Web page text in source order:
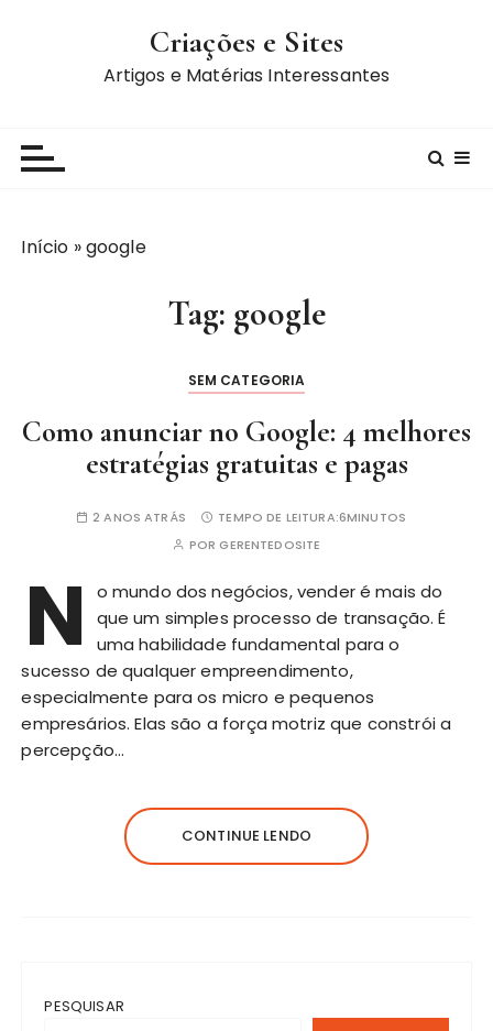
Criações e Sites
Artigos e Matérias Interessantes
Início »google
Tag: google
SEM CATEGORIA
Como anunciar no Google: 4 melhores
estratégias gratuitas e pagas
2 ANOS ATRÁS TEMPO DE LEITURA:6MINUTOS
PORGERENTEDOSITE
N
o mundo dos negócios, vender é mais do
que um simples processo de transação. É
uma habilidade fundamental para o
sucesso de qualquer empreendimento,
especialmente para os micro e pequenos
empresários. Elas são a força motriz que constrói a
percepção…
CONTINUE LENDO
PESQUISAR